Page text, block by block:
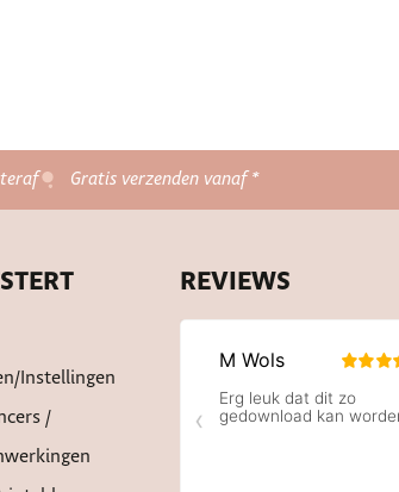
Gratis verzenden vanaf *
instellingen
/
REVIEWS